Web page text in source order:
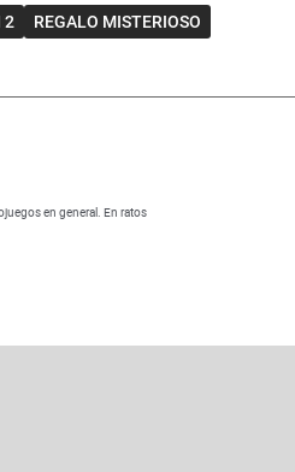
2
REGALO MISTERIOSO
en general. En ratos